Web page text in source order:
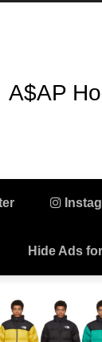
A$AP
Hide Ads
Fashion